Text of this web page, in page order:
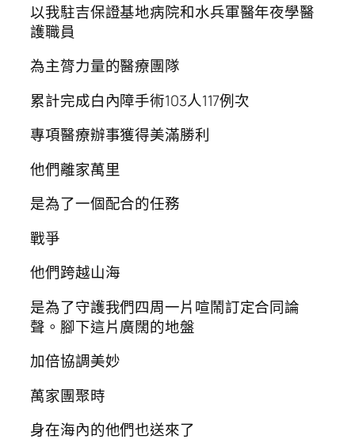
以我駐吉保證基地病院和水兵軍醫年夜學醫
護職員
為主膂力量的醫療團隊
累計完成白內障手術103人117例次
專項醫療辦事獲得美滿勝利
他們離家萬里
是為了一個配合的任務
戰爭
他們跨越山海
是為了守護我們四周一片喧鬧訂定合同論
聲。腳下這片廣闊的地盤
加倍協調美妙
萬家團聚時
身在海內的他們也送來了